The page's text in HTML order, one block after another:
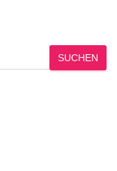
SUCHEN